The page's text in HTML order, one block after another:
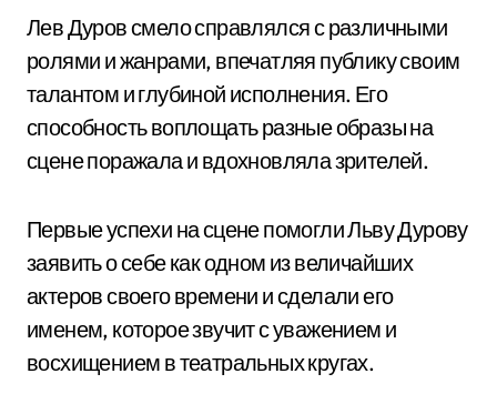
Лев Дуров смело справлялся с различными
ролями и жанрами, впечатляя публику своим
талантом и глубиной исполнения. Его
способность воплощать разные образы на
сцене поражала и вдохновляла зрителей.
Первые успехи на сцене помогли Льву Дурову
заявить о себе как одном из величайших
актеров своего времени и сделали его
именем, которое звучит с уважением и
восхищением в театральных кругах.